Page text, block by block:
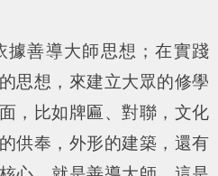
善導大師思想；在實踐
思想，來建立大眾的修學
，比如牌匾、對聯，文化
供奉，外形的建築，還有